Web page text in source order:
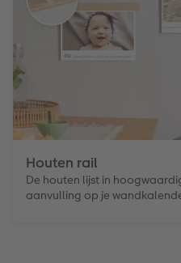
Houten rail
De houten lijst in
aanvulling op je